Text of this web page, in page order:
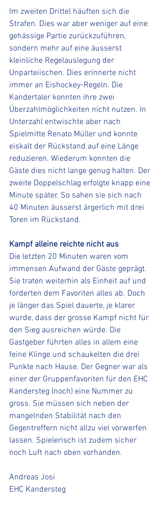
Im zweiten Drittel häuften sich die
Strafen. Dies war aber weniger auf eine
gehässige Partie zurückzuführen,
sondern mehr auf eine äusserst
kleinliche Regelauslegung der
Unparteiischen. Dies erinnerte nicht
immer an Eishockey-Regeln. Die
Kandertaler konnten ihre zwei
Überzahlmöglichkeiten nicht nutzen. In
Unterzahl entwischte aber nach
Spielmitte Renato Müller und konnte
eiskalt der Rückstand auf eine Länge
reduzieren. Wiederum konnten die
Gäste dies nicht lange genug halten. Der
zweite Doppelschlag erfolgte knapp eine
Minute später. So sahen sie sich nach
40 Minuten äusserst ärgerlich mit drei
Toren im Rückstand.
Kampf alleine reichte nicht aus
Die letzten 20 Minuten waren vom
immensen Aufwand der Gäste geprägt.
Sie traten weiterhin als Einheit auf und
forderten dem Favoriten alles ab. Doch
je länger das Spiel dauerte, je klarer
wurde, dass der grosse Kampf nicht für
den Sieg ausreichen würde. Die
Gastgeber führten alles in allem eine
feine Klinge und schaukelten die drei
Punkte nach Hause. Der Gegner war als
einer der Gruppenfavoriten für den EHC
Kandersteg (noch) eine Nummer zu
gross. Sie müssen sich neben der
mangelnden Stabilität nach den
Gegentreffern nicht allzu viel vorwerfen
lassen. Spielerisch ist zudem sicher
noch Luft nach oben vorhanden.
Andreas Josi
EHC Kandersteg